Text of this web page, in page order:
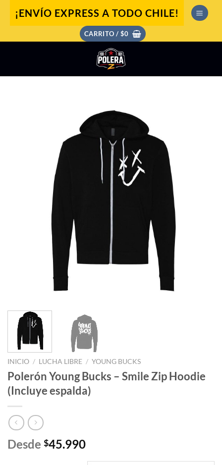
¡ENVÍO EXPRESS A TODO CHILE!
CARRITO / $0
INICIO / LUCHA LIBRE / YOUNG BUCKS
Polerón Young Bucks – Smile Zip Hoodie
(Incluye espalda)
Desde $45.990